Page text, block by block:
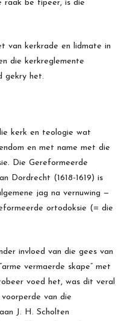
raak be tipeer, is die
van kerkrade en lidmate in
die kerkreglemente
gekry het.
kerk en teologie wat
en met name met die
Die Gereformeerde
Dordrecht (1618-1619) is
jag na vernuwing —
ortodoksie (= die
invloed van die gees van
vermaerde skape” met
voed het, was dit veral
van die
J. H. Scholten